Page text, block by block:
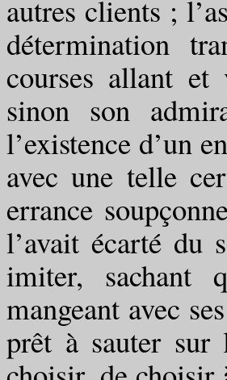
autres clients ;
détermination
courses allant
sinon son
l’existence d’un
avec une telle
errance
l’avait écarté du
imiter, sachant
mangeant avec
prêt à sauter sur